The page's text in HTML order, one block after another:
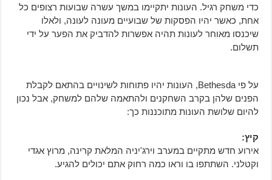
כדי משחק רגיל. העונות יתקיימו במשך עשרה שבועות רצופים כל
אחת, כאשר יהיו הפסקות של שבועיים מעונה לעונה, ולאלו
שיכנסו מאוחר לעונות תהיה אפשרות להדביק את הפער על ידי
תשלום.
על פי Bethesda, העונות יהיו פתוחות לשינויים בהתאם לקבלת
הפנים שלהן בקרב השחקנים ולהתאמה שלהם למשחק, אבל נכון
להיום שלושת העונות מתוכננות כך:
קיץ:
אירוע חדש מתקיים במערב וירג'יניה המלאת קרינה, מרוץ אגדי
וקטלני. השתתפו בו וראו כמה רחוק אתם יכולים להגיע.